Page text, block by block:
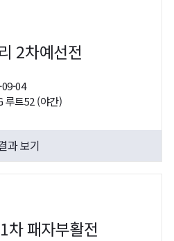
2차예선전
04
루트52 (야간)
과 보기
차 패자부활전